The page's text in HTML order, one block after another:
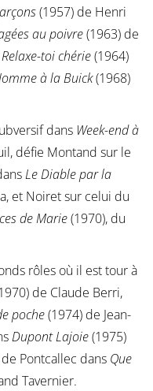
(1957) de Henri
au poivre(1963) de
Relaxe-toi chérie(1964)
à la Buick(1968)
dans Week-end à
défie Montand sur le
Le Diable par la
et Noiret sur celui du
de Marie(1970), du
rôles où il est tour à
de Claude Berri,
poche(1974) de Jean-
Dupont Lajoie(1975)
Pontcallec dans Que
Tavernier.